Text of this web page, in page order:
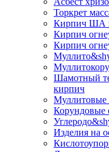
Торкрет
Кирпич ША
Кирпич
Кирпич
Шамотный
кирпич
Муллитовые
Корундовые
Изделия на